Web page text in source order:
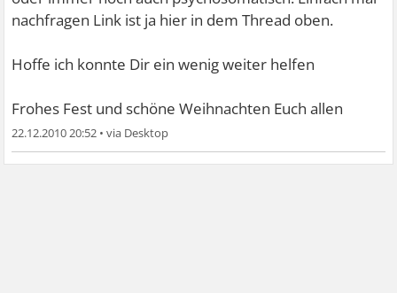
nachfragen Link ist ja hier in dem Thread oben.
Hoffe ich konnte Dir ein wenig weiter helfen
Frohes Fest und schöne Weihnachten Euch allen
22.12.2010 20:52 •